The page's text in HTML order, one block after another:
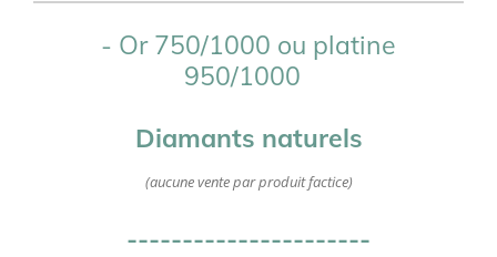
- Or 750/1000 ou platine
950/1000
Diamants naturels
(aucune vente par produit factice)
----------------------